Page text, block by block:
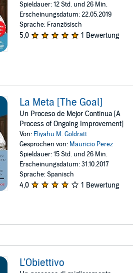
Spieldauer: 12 Std. und 26 Min.
Erscheinungsdatum: 22.05.2019
Sprache: Französisch
5,0 1 Bewertung
La Meta [The Goal]
Un Proceso de Mejor Continua [A
Process of Ongoing Improvement]
Von: Eliyahu M. Goldratt
Gesprochen von: Mauricio Perez
Spieldauer: 15 Std. und 26 Min.
Erscheinungsdatum: 31.10.2017
Sprache: Spanisch
4,0 1 Bewertung
L'Obiettivo